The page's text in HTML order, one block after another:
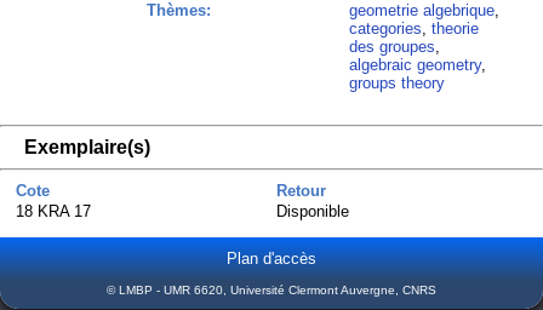
Thèmes:
geometrie algebrique,
categories,theorie
des groupes,
algebraic geometry,
groups theory
Exemplaire(s)
Cote
Retour
18 KRA 17
Disponible
Plan d'accès
© LMBP - UMR 6620, Université Clermont Auvergne, CNRS